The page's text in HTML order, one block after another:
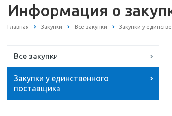
Информация о
Главная Закупки Все закупки Закупки у
Все закупки
Закупки у единственного
поставщика